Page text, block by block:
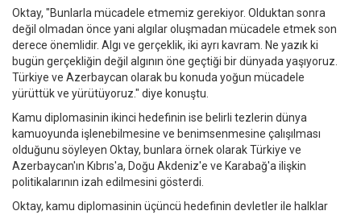
Oktay, "Bunlarla mücadele etmemiz gerekiyor. Olduktan sonra
değil olmadan önce yani algılar oluşmadan mücadele etmek son
derece önemlidir. Algı ve gerçeklik, iki ayrı kavram. Ne yazık ki
bugün gerçekliğin değil algının öne geçtiği bir dünyada yaşıyoruz.
Türkiye ve Azerbaycan olarak bu konuda yoğun mücadele
yürüttük ve yürütüyoruz." diye konuştu.
Kamu diplomasinin ikinci hedefinin ise belirli tezlerin dünya
kamuoyunda işlenebilmesine ve benimsenmesine çalışılması
olduğunu söyleyen Oktay, bunlara örnek olarak Türkiye ve
Azerbaycan'ın Kıbrıs'a, Doğu Akdeniz'e ve Karabağ'a ilişkin
politikalarının izah edilmesini gösterdi.
Oktay, kamu diplomasinin üçüncü hedefinin devletler ile halklar